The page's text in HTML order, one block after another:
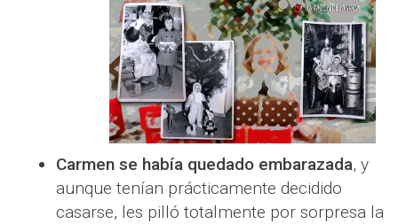
Carmen se había quedado embarazada, y
aunque tenían prácticamente decidido
casarse, les pilló totalmente por sorpresa la